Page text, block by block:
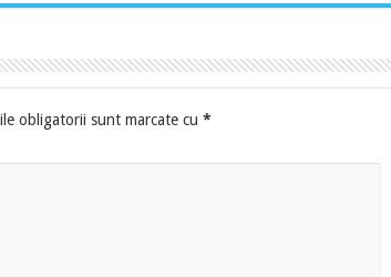
obligatorii sunt marcate cu *